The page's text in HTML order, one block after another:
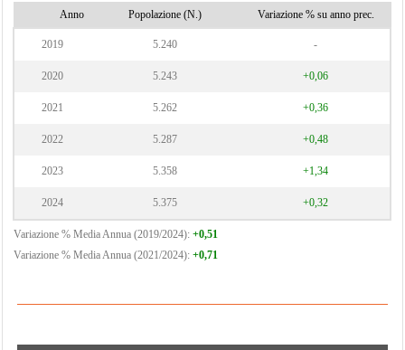
CornaredoAnno Popolazione (N.) Variazione % su anno prec.
2019 5.240 -
2020 5.243 +0,06
2021 5.262 +0,36
2022 5.287 +0,48
2023 5.358 +1,34
2024 5.375 +0,32
Variazione % Media Annua (2019/2024): +0,51
Variazione % Media Annua (2021/2024): +0,71